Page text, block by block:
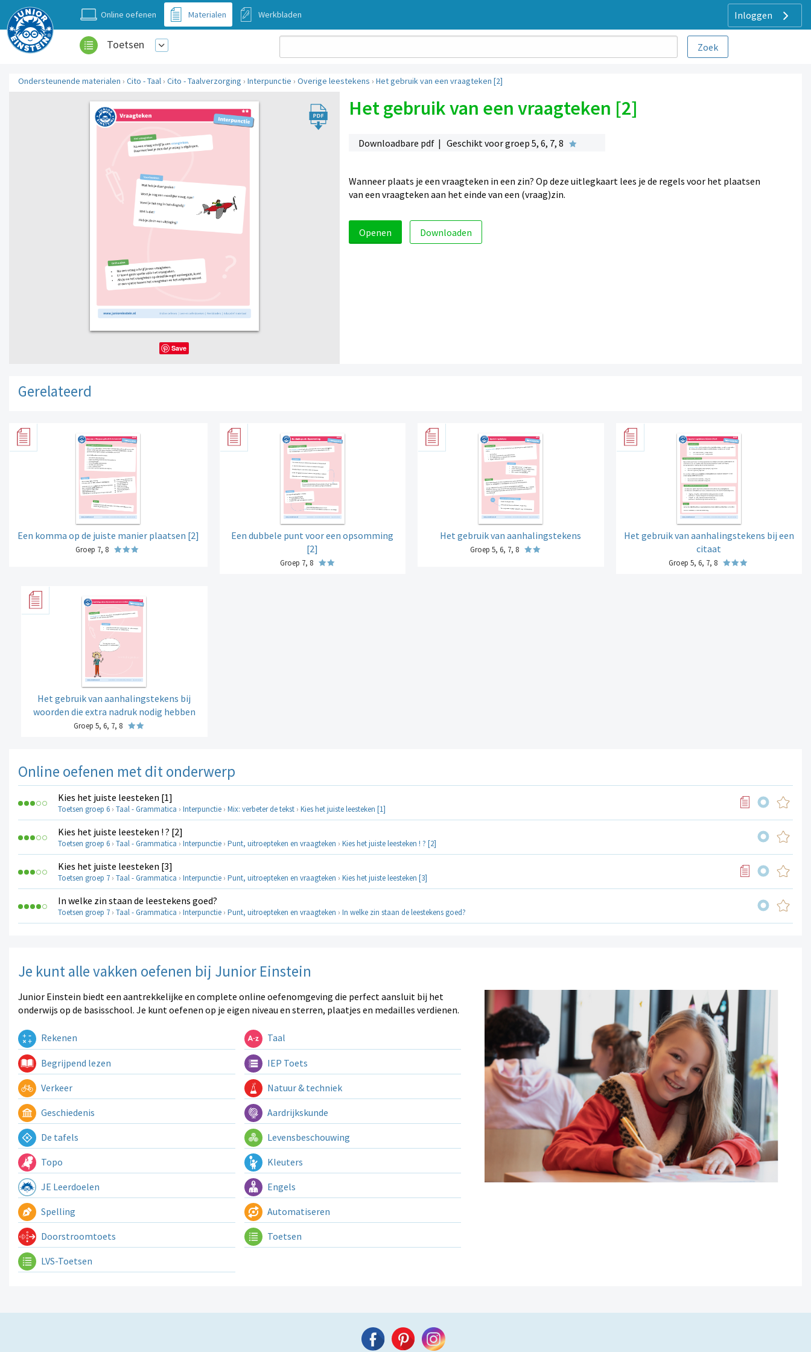
Inloggen
Online oefenen Materialen Werkbladen
Toetsen
Ondersteunende materialen › Cito - Taal › Cito - Taalverzorging › Interpunctie › Overige leestekens › Het gebruik van een vraagteken [2]
Het gebruik van een vraagteken [2]
Downloadbare pdf | Geschikt voor groep 5, 6, 7, 8
Wanneer plaats je een vraagteken in een zin? Op deze uitlegkaart lees je de regels voor het plaatsen
van een vraagteken aan het einde van een (vraag)zin.
Openen Downloaden
Save
Gerelateerd
Een komma op de juiste manier plaatsen [2]
Groep 7, 8
Een dubbele punt voor een opsomming
[2]
Groep 7, 8
Het gebruik van aanhalingstekens
Groep 5, 6, 7, 8
Het gebruik van aanhalingstekens bij een
citaat
Groep 5, 6, 7, 8
Het gebruik van aanhalingstekens bij
woorden die extra nadruk nodig hebben
Groep 5, 6, 7, 8
Online oefenen met dit onderwerp
Kies het juiste leesteken [1]
Toetsen groep 6 › Taal - Grammatica › Interpunctie › Mix: verbeter de tekst › Kies het juiste leesteken [1]
Kies het juiste leesteken ! ? [2]
Toetsen groep 6 › Taal - Grammatica › Interpunctie › Punt, uitroepteken en vraagteken › Kies het juiste leesteken ! ? [2]
Kies het juiste leesteken [3]
Toetsen groep 7 › Taal - Grammatica › Interpunctie › Punt, uitroepteken en vraagteken › Kies het juiste leesteken [3]
In welke zin staan de leestekens goed?
Toetsen groep 7 › Taal - Grammatica › Interpunctie › Punt, uitroepteken en vraagteken › In welke zin staan de leestekens goed?
Je kunt alle vakken oefenen bij Junior Einstein
Junior Einstein biedt een aantrekkelijke en complete online oefenomgeving die perfect aansluit bij het
onderwijs op de basisschool. Je kunt oefenen op je eigen niveau en sterren, plaatjes en medailles verdienen.
Rekenen Taal
Begrijpend lezen IEP Toets
Verkeer Natuur & techniek
Geschiedenis Aardrijkskunde
De tafels Levensbeschouwing
Topo Kleuters
JE Leerdoelen Engels
Spelling Automatiseren
Doorstroomtoets Toetsen
LVS-Toetsen